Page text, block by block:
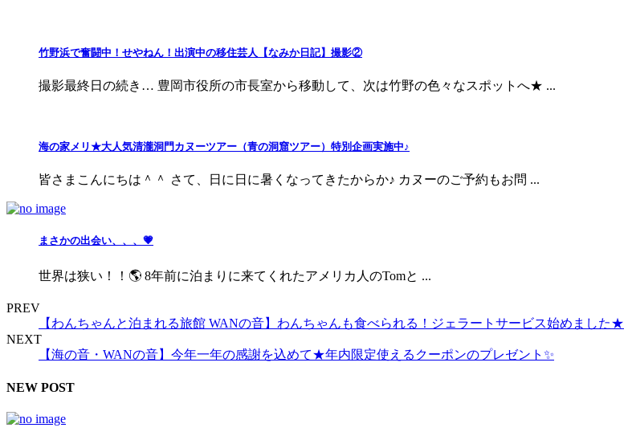
竹野浜で奮闘中！せやねん！出演中の移住芸人【なみか日記】撮影②
撮影最終日の続き… 豊岡市役所の市長室から移動して、次は竹野の色々なスポットへ★ ...
海の家メリ★大人気清瀧洞門カヌーツアー（青の洞窟ツアー）特別企画実施中♪
皆さまこんにちは＾＾ さて、日に日に暑くなってきたからか♪ カヌーのご予約もお問 ...
まさかの出会い、、、💗
世界は狭い！！🌎 8年前に泊まりに来てくれたアメリカ人のTomと ...
PREV
【わんちゃんと泊まれる旅館 WANの音】わんちゃんも食べられる！ジェラートサービス始めました★
NEXT
【海の音・WANの音】今年一年の感謝を込めて★年内限定使えるクーポンのプレゼント✨
NEW POST